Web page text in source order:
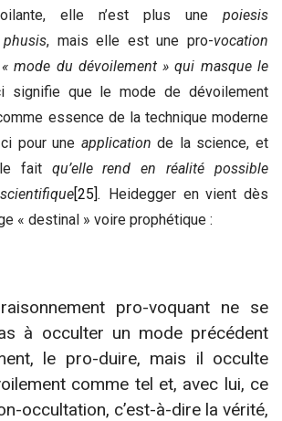
elle n’est plus une poiesis
phusis, mais elle est une pro-vocation
mode du dévoilement » qui masque le
signifie que le mode de dévoilement
essence de la technique moderne
pour une application de la science, et
fait qu’elle rend en réalité possible
[25] .
Heidegger en vient dès
« destinal » voire prophétique :
pro-voquant ne se
à occulter un mode précédent
le pro-duire, mais il occulte
comme tel et, avec lui, ce
occultation, c’est-à-dire la vérité,